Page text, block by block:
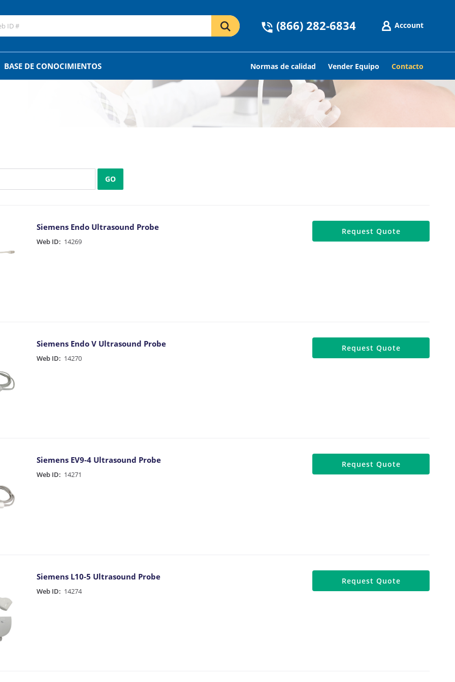
(866) 282-6834 Account
BASE DE CONOCIMIENTOS Normas de calidad Vender Equipo Contacto
GO
Siemens Endo Ultrasound Probe
Web ID: 14269
Request Quote
Siemens Endo V Ultrasound Probe
Web ID: 14270
Request Quote
Siemens EV9-4 Ultrasound Probe
Web ID: 14271
Request Quote
Siemens L10-5 Ultrasound Probe
Web ID: 14274
Request Quote